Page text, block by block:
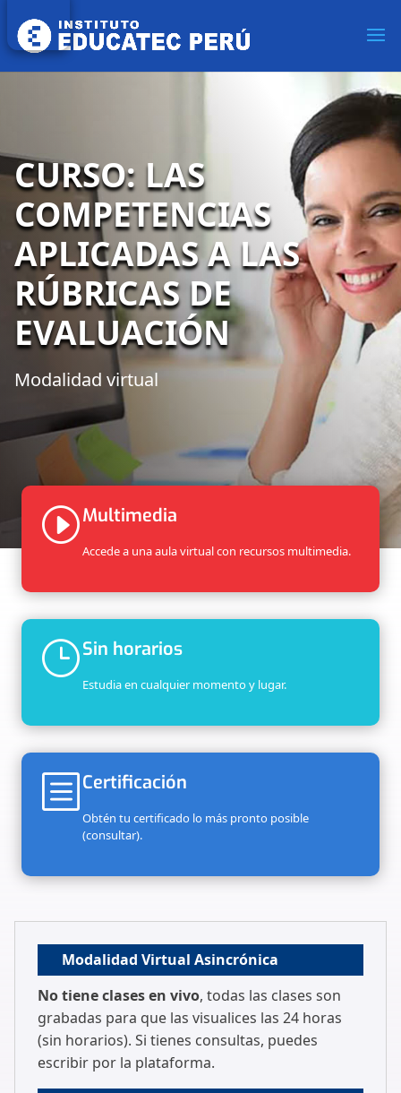
CURSO: LAS
COMPETENCIAS
APLICADAS A LAS
RÚBRICAS DE
EVALUACIÓN
Modalidad virtual
IMultimedia
Accede a una aula virtual con recursos multimedia.
}Sin horarios
Estudia en cualquier momento y lugar.
b Certificación
Obtén tu certificado lo más pronto posible
(consultar).
Modalidad Virtual Asincrónica
No tiene clases en vivo, todas las clases son
grabadas para que las visualices las 24 horas
(sin horarios). Si tienes consultas, puedes
escribir por la plataforma.